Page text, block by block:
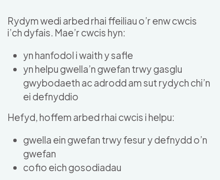
Rydym wedi arbed rhai ffeiliau o’r enw cwcis
i’ch dyfais. Mae’r cwcis hyn:
yn hanfodol i waith y safle
yn helpu gwella’n gwefan trwy gasglu
gwybodaeth ac adrodd am sut rydych chi’n
ei defnyddio
Hefyd, hoffem arbed rhai cwcis i helpu:
gwella ein gwefan trwy fesur y defnydd o’n
gwefan
cofio eich gosodiadau